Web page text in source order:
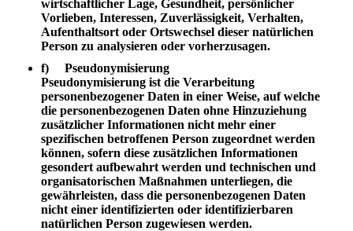
wirtschaftlicher Lage, Gesundheit, persönlicher
Vorlieben, Interessen, Zuverlässigkeit, Verhalten,
Aufenthaltsort oder Ortswechsel dieser natürlichen
Person zu analysieren oder vorherzusagen.
f) Pseudonymisierung
Pseudonymisierung ist die Verarbeitung
personenbezogener Daten in einer Weise, auf welche
die personenbezogenen Daten ohne Hinzuziehung
zusätzlicher Informationen nicht mehr einer
spezifischen betroffenen Person zugeordnet werden
können, sofern diese zusätzlichen Informationen
gesondert aufbewahrt werden und technischen und
organisatorischen Maßnahmen unterliegen, die
gewährleisten, dass die personenbezogenen Daten
nicht einer identifizierten oder identifizierbaren
natürlichen Person zugewiesen werden.